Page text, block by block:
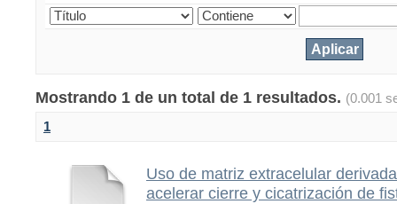
Mostrando 1 de un total de 1 resultados. (0.001
1
Uso de matriz extracelular
acelerar cierre y cicatrización de